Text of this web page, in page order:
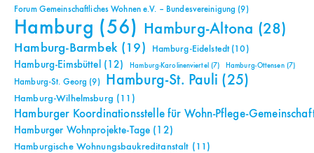
Forum Gemeinschaftliches Wohnen e.V. – Bundesvereinigung (9)
Hamburg (56) Hamburg-Altona (28)
Hamburg-Barmbek(19) Hamburg-Eidelstedt(10)
Hamburg-Eimsbüttel (12) Hamburg-Karolinenviertel (7) Hamburg-Ottensen(7)
Hamburg-St. Georg (9) Hamburg-St. Pauli (25)
Hamburg-Wilhelmsburg (11)
Hamburger Koordinationsstelle für Wohn-Pflege-
Hamburger Wohnprojekte-Tage (12)
Hamburgische Wohnungsbaukreditanstalt (11)